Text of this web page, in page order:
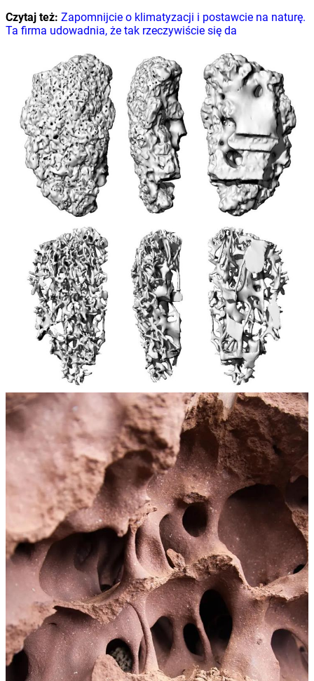
Czytaj też: Zapomnijcie o klimatyzacji i postawcie na naturę.
Ta firma udowadnia, że tak rzeczywiście się da